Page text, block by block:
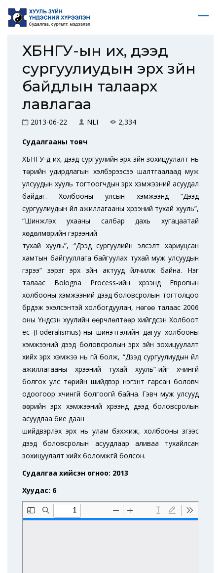
ХБНГУ-ын их, дээд
сургуулиудын эрх зүйн
байдлын талаарх
лавлагаа
2013-06-22 NLI 2,334
Судалгааны товч
ХБНГУ-д их, дээд сургуулийн эрх зүйн зохицуулалт нь
төрийн удирдлагын хэлбэрээсээ шалтгаалаад муж
улсуудын хууль тогтоогчдын эрх хэмжээний асуудал
байдаг. Холбооны улсын хэмжээнд “Дээд
сургуулиудын үйл ажиллагааны хүрээний тухай хууль”,
“Шинжлэх ухааны салбар дахь хугацаатай
хөдөлмөрийн гэрээний
тухай хууль”, “Дээд сургуулийн элсэлт хариуцсан
хамтын байгууллага байгуулах тухай муж улсуудын
гэрээ” зэрэг эрх зүйн актууд үйлчилж байна. Нэг
талаас Bologna Process-ийн хүрээнд Европын
холбооны хэмжээний дээд боловсролын тогтолцоо
бүрдэж эхэлсэнтэй холбогдуулан, нөгөө талаас 2006
оны Үндсэн хуулийн өөрчлөлтөөр хийгдсэн Холбоот
ёс (Föderalismus)-ны шинэтгэлийн дагуу холбооны
хэмжээний дээд боловсролын эрх зүйн зохицуулалт
хийх эрх хэмжээ нь үгүй болж, “Дээд сургуулиудын үйл
ажиллагааны хүрээний тухай хууль”-ийг хүчингүй
болгох улс төрийн шийдвэр нэгэнт гарсан боловч
одоогоор хүчингүй болгоогүй байна. Гэвч муж улсууд
өөрийн эрх хэмжээний хүрээнд дээд боловсролын
асуудлаа бие даан
шийдвэрлэх эрх нь улам бэхжиж, холбооны зүгээс
дээд боловсролын асуудлаар аливаа тухайлсан
зохицуулалт хийх боломжгүй болсон.
Судалгаа хийсэн огноо: 2013
Хуудас: 6